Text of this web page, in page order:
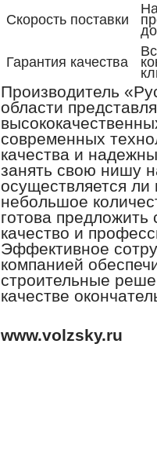
Скорость поставки
Гарантия качества
Производитель
области
современных
качества и
занять свою нишу
осуществляется ли
небольшое
готова
качество и
Эффективное
компанией
строительные
качестве
www.volzsky.ru